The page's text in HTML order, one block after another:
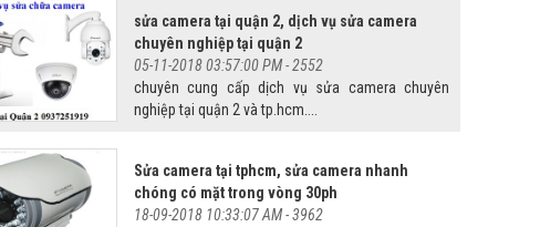
sửa camera tại quận 2, dịch vụ sửa camera
chuyên nghiệp tại quận 2
05-11-2018 03:57:00 PM -2552
chuyên cung cấp dịch vụ sửa camera chuyên
nghiệp tại quận 2 và tp.hcm....
Sửa camera tại tphcm, sửa camera nhanh
chóng có mặt trong vòng 30ph
18-09-2018 10:33:07 AM -3962